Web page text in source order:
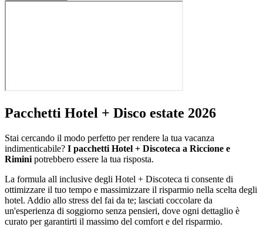
Pacchetti Hotel + Disco estate 2026
Stai cercando il modo perfetto per rendere la tua vacanza
indimenticabile? I pacchetti Hotel + Discoteca a Riccione e
Rimini potrebbero essere la tua risposta.
La formula all inclusive degli Hotel + Discoteca ti consente di
ottimizzare il tuo tempo e massimizzare il risparmio nella scelta degli
hotel. Addio allo stress del fai da te; lasciati coccolare da
un'esperienza di soggiorno senza pensieri, dove ogni dettaglio è
curato per garantirti il massimo del comfort e del risparmio.